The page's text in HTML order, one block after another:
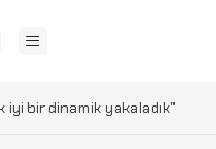
iyi bir dinamik yakaladık"